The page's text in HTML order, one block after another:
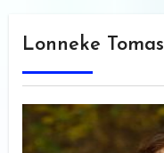
Lonneke Tomas